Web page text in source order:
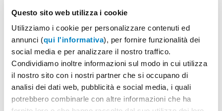
Questo sito web utilizza i cookie
Utilizziamo i cookie per personalizzare contenuti ed
annunci (qui l'informativa), per fornire funzionalità dei
social media e per analizzare il nostro traffico.
Condividiamo inoltre informazioni sul modo in cui utilizza
il nostro sito con i nostri partner che si occupano di
analisi dei dati web, pubblicità e social media, i quali
potrebbero combinarle con altre informazioni che ha
PREVENTIVO & BOZZA GRATUITA
Potrai indicare successivamente la suddivisione per
taglie e colore
1 Seleziona il colore: